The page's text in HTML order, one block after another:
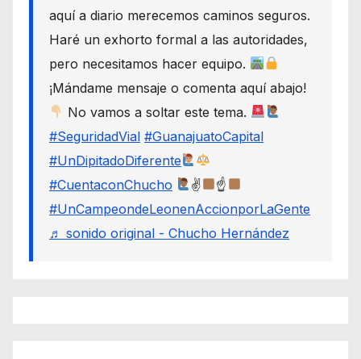
aquí a diario merecemos caminos seguros.
Haré un exhorto formal a las autoridades,
pero necesitamos hacer equipo.
¡Mándame mensaje o comenta aquí abajo!
No vamos a soltar este tema.
#SeguridadVial #GuanajuatoCapital
#UnDipitadoDiferente
#CuentaconChucho
✌
☝
#UnCampeondeLeonenAccionporLaGente
♬ sonido original - Chucho Hernández